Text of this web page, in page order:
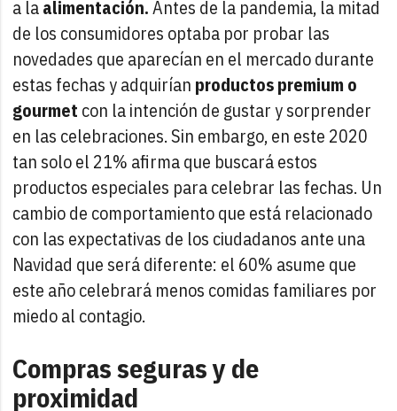
a laalimentación.Antes de la pandemia, la mitad
de los consumidores optaba por probar las
novedades que aparecían en el mercado durante
estas fechas y adquirían productos premium o
gourmet con la intención de gustar y sorprender
en las celebraciones. Sin embargo, en este 2020
tan solo el 21% afirma que buscará estos
productos especiales para celebrar las fechas. Un
cambio de comportamiento que está relacionado
con las expectativas de los ciudadanos ante una
Navidad que será diferente: el 60% asume que
este año celebrará menos comidas familiares por
miedo al contagio.
Compras seguras y de
proximidad